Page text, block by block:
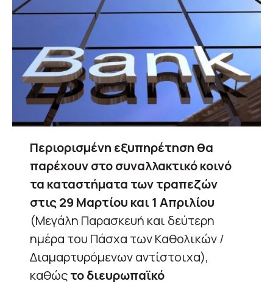
Περιορισμένη εξυπηρέτηση θα
παρέχουν στο συναλλακτικό κοινό
τα καταστήματα των τραπεζών
στις 29 Μαρτίου και 1 Απριλίου
(Μεγάλη Παρασκευή και δεύτερη
ημέρα του Πάσχα των Καθολικών /
Διαμαρτυρόμενων αντίστοιχα),
καθώςτο διευρωπαϊκό